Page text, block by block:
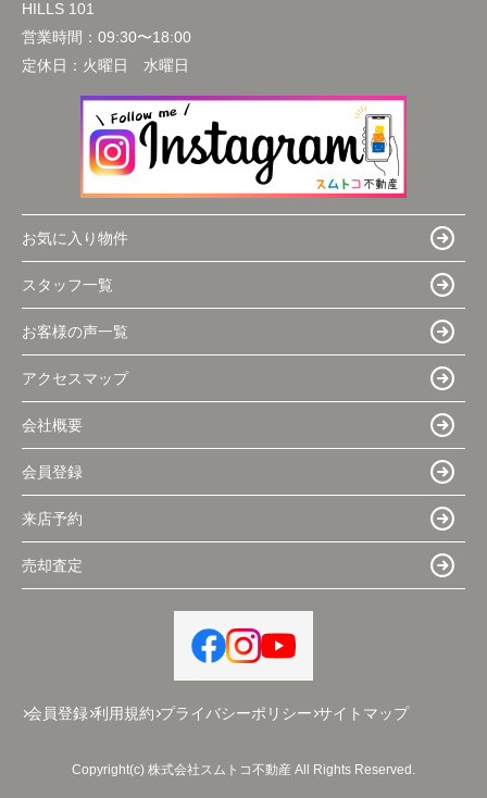
HILLS 101
営業時間： 09:30〜18:00
定休日： 火曜日 水曜日
お気に入り物件
スタッフ一覧
お客様の声一覧
アクセスマップ
会社概要
会員登録
来店予約
売却査定
会員登録 利用規約 プライバシーポリシー サイトマップ
Copyright(c) 株式会社スムトコ不動産 All Rights Reserved.